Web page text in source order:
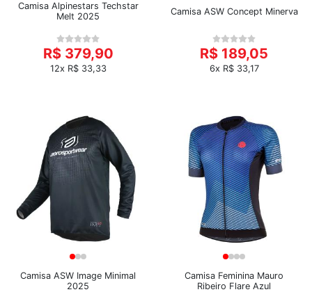
Camisa Alpinestars Techstar
Melt 2025
R$ 379,90
12x R$ 33,33
Camisa ASW Concept Minerva
R$ 189,05
6x R$ 33,17
Camisa ASW Image Minimal
2025
Camisa Feminina Mauro
Ribeiro Flare Azul